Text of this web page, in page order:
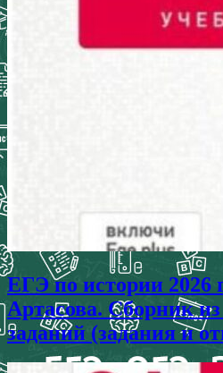
ЕГЭ по истории 2026
Артасова. Сборник
заданий (задания и